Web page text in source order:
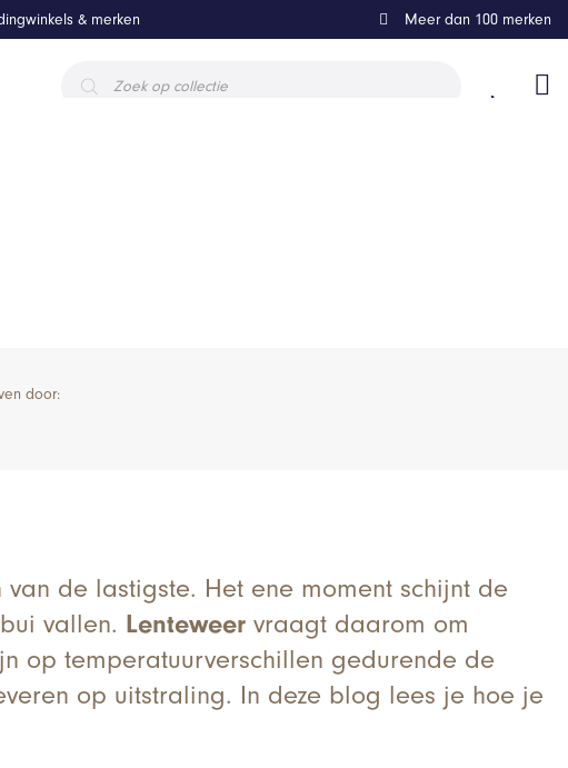
zoeken
& merken Meer dan 100 merken
door:
de lastigste. Het ene moment schijnt de
vallen. Lenteweer vraagt daarom om
op temperatuurverschillen gedurende de
op uitstraling. In deze blog lees je hoe je